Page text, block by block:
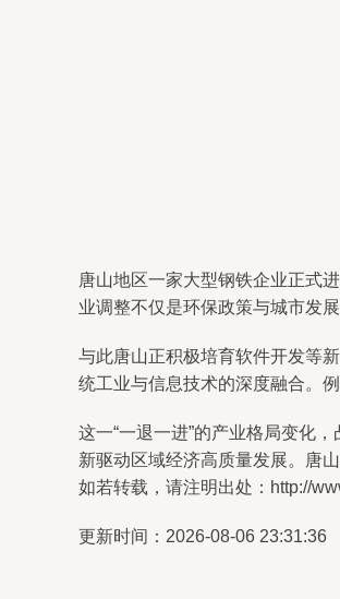
唐山地区一家大型钢铁企业正式
业调整不仅是环保政策与城市发
与此唐山正积极培育软件开发等
统工业与信息技术的深度融合。
这一“一退一进”的产业格局变化
新驱动区域经济高质量发展。唐
如若转载，请注明出处：http://
更新时间：2026-08-06 23:31:36